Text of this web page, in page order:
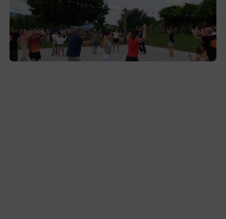
Gerediaga inicia sus fiestas con una cena
y la romería de Ansorregi eta Larrañaga
2026-08-03